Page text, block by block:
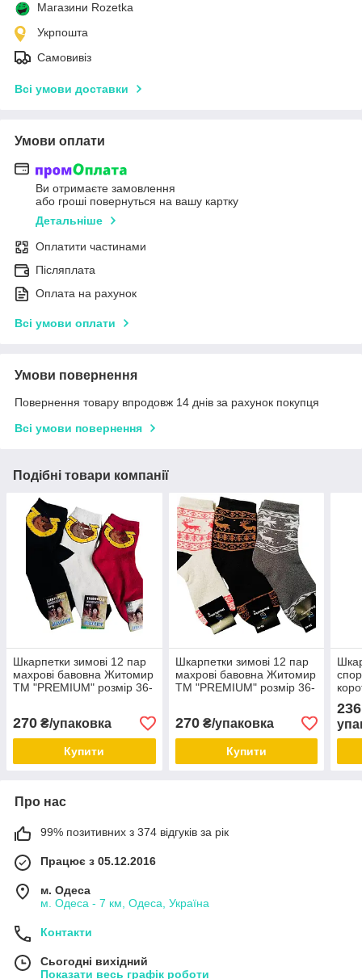
Магазини Rozetka
Укрпошта
Самовивіз
Всі умови доставки
Умови оплати
Ви отримаєте замовлення
або гроші повернуться на вашу картку
Детальніше
Оплатити частинами
Післяплата
Оплата на рахунок
Всі умови оплати
Умови повернення
Повернення товару впродовж 14 днів за рахунок покупця
Всі умови повернення
Подібні товари компанії
Шкарпетки зимові 12 пар
махрові бавовна Житомир
ТМ "PREMIUM" розмір 36-
270 ₴/упаковка
Купити
Шкарпетки зимові 12 пар
махрові бавовна Житомир
ТМ "PREMIUM" розмір 36-
270₴/упаковка
Купити
Про нас
99% позитивних з 374 відгуків за рік
Працює з 05.12.2016
м. Одеса
м. Одеса - 7 км, Одеса, Україна
Контакти
Сьогодні вихідний
Показати весь графік роботи